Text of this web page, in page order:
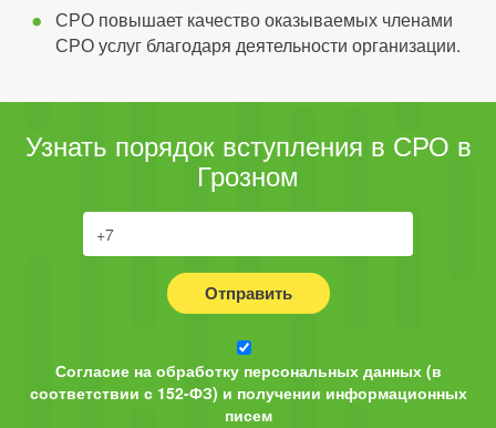
СРО повышает качество оказываемых членами
СРО услуг благодаря деятельности организации.
Узнать порядок вступления в СРО в
Грозном
Отправить
Согласие на обработку персональных данных (в
соответствии с 152-ФЗ) и получении информационных
писем